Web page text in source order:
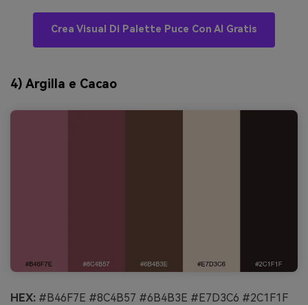
Crea Visual Di Palette Puce Con AI Gratis
4) Argilla e Cacao
HEX: #B46F7E #8C4B57 #6B4B3E #E7D3C6 #2C1F1F